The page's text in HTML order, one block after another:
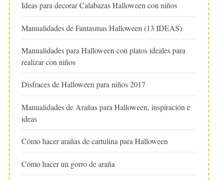
Ideas para decorar Calabazas Halloween con niños
Manualidades de Fantasmas Halloween (13 IDEAS)
Manualidades para Halloween con platos ideales para
realizar con niños
Disfraces de Halloween para niños 2017
Manualidades de Arañas para Halloween, inspiración e
ideas
Cómo hacer arañas de cartulina para Halloween
Cómo hacer un gorro de araña